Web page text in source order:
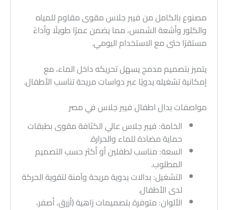
مصنوع بالكامل من فيبر جلاس مقوى مقاوم للمياه
والكلور وأشعة الشمس، مما يضمن عمرًا طويلًا وأداءً
مستقرًا حتى مع الاستخدام اليومي.
يتميز بتصميم مدمج يسهل تحريكه داخل الماء، مع
إمكانية تشغيله يدويًا عبر دواسات مريحة تناسب الأطفال.
مواصفات بدال اطفال فيبر جلاس في مصر
الخامة: فيبر جلاس عالي الكثافة مقوى بطبقات
حماية مضادة للماء والحرارة.
السعة: مناسب لطفلين أو أكثر حسب التصميم
المطلوب.
التشغيل: بدالات يدوية مريحة وآمنة لتقوية الحركة
لدى الأطفال.
الألوان: متوفرة بتصميمات زاهية (أزرق، أصفر،